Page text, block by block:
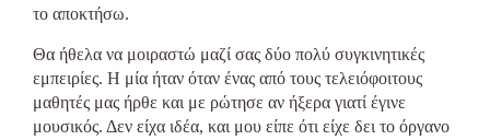
το αποκτήσω.
Θα ήθελα να μοιραστώ μαζί σας δύο πολύ συγκινητικές
εμπειρίες. Η μία ήταν όταν ένας από τους τελειόφοιτους
μαθητές μας ήρθε και με ρώτησε αν ήξερα γιατί έγινε
μουσικός. Δεν είχα ιδέα, και μου είπε ότι είχε δει το όργανο